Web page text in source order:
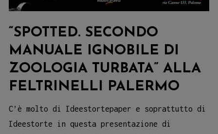
“SPOTTED. SECONDO
MANUALE IGNOBILE DI
ZOOLOGIA TURBATA” ALLA
FELTRINELLI PALERMO
C’è molto di Ideestortepaper e soprattutto di
Ideestorte in questa presentazione di